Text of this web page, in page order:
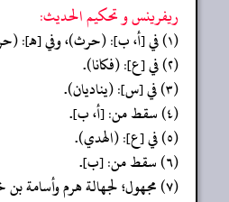
ريفرينس و تحكيم الحدیث:
(١) في [أ، ب]: (حرث)، وفي [هـ]: (حريم).
(٢) في [ع]: (فكانا).
(٣) في [س]: (يناديان).
(٤) سقط من: [أ، ب].
(٥) في [ع]: (الهدي).
(٦) سقط من: [ب].
(٧) مجهول؛ لجهالة هرم وأسامة بن خريم، وأخرجه أحمد (٢٠٣٥٣)، وابن أبي عاصم في السنة (١٢٩٦)، والترمذي (٣٧٠٤)، والحاكم ٣/ ١٠٢، وابن قانع ٣/ ٥٧، والخلال في السنة (٤٢٥)، والطبراني ٢٠/ (٧٥٢)، وابن عساكر ٣٩/ ٢٧١.